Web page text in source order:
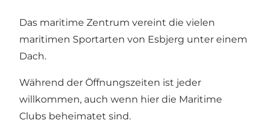
Das maritime Zentrum vereint die vielen
maritimen Sportarten von Esbjerg unter einem
Dach.
Während der Öffnungszeiten ist jeder
willkommen, auch wenn hier die Maritime
Clubs beheimatet sind.